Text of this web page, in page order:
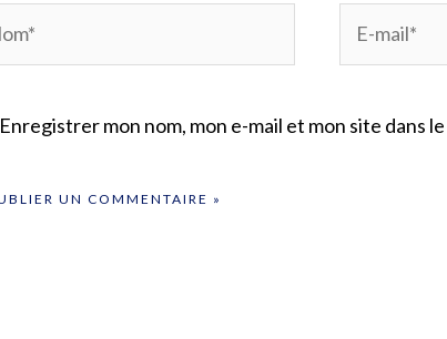
mail*
Enregistrer mon nom, mon e-mail et mon site dans